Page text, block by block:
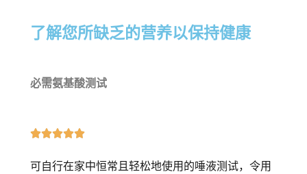
了解您所缺乏的营养以保持健康
必需氨基酸测试

可自行在家中恒常且轻松地使用的唾液测试，令用